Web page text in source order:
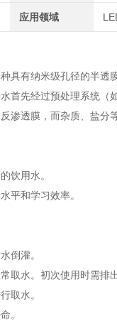
应用领域
具有纳米级孔径的半透
首先经过预处理系统（
透膜，而杂质、盐分
饮用水。
平和学习效率。
倒灌。
水。初次使用时需排
取水。
。